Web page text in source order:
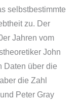
selbstbestimmte
zu. Der
Jahren vom
John
Daten über die
die Zahl
Peter Gray